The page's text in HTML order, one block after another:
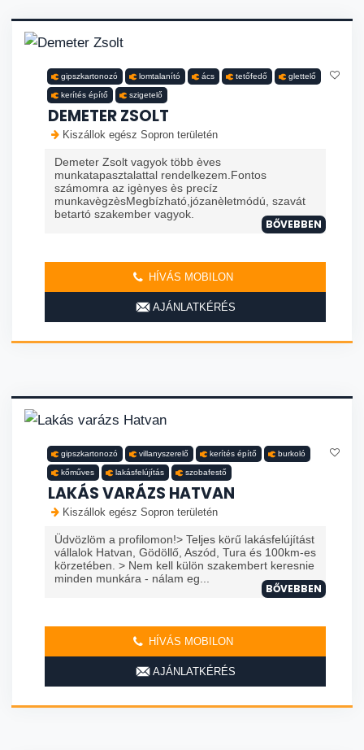
gipszkartonozó lomtalanító ács tetőfedő glettelő
kerítés építő szigetelő
DEMETER ZSOLT
Kiszállok egész Sopron területén
Demeter Zsolt vagyok több èves
munkatapasztalattal rendelkezem.Fontos
számomra az igènyes ès precíz
munkavègzèsMegbízható,józanèletmódú, szavát
betartó szakember vagyok.
BŐVEBBEN
HÍVÁS MOBILON
AJÁNLATKÉRÉS
gipszkartonozó villanyszerelő kerítés építő burkoló
kőműves lakásfelújítás szobafestő
LAKÁS VARÁZS HATVAN
Kiszállok egész Sopron területén
Üdvözlöm a profilomon!> Teljes körű lakásfelújítást
vállalok Hatvan, Gödöllő, Aszód, Tura és 100km-es
körzetében. > Nem kell külön szakembert keresnie
minden munkára - nálam eg...
BŐVEBBEN
HÍVÁS MOBILON
AJÁNLATKÉRÉS